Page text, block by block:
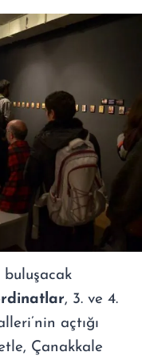
buluşacak
, 3. ve 4.
açtığı
Çanakkale